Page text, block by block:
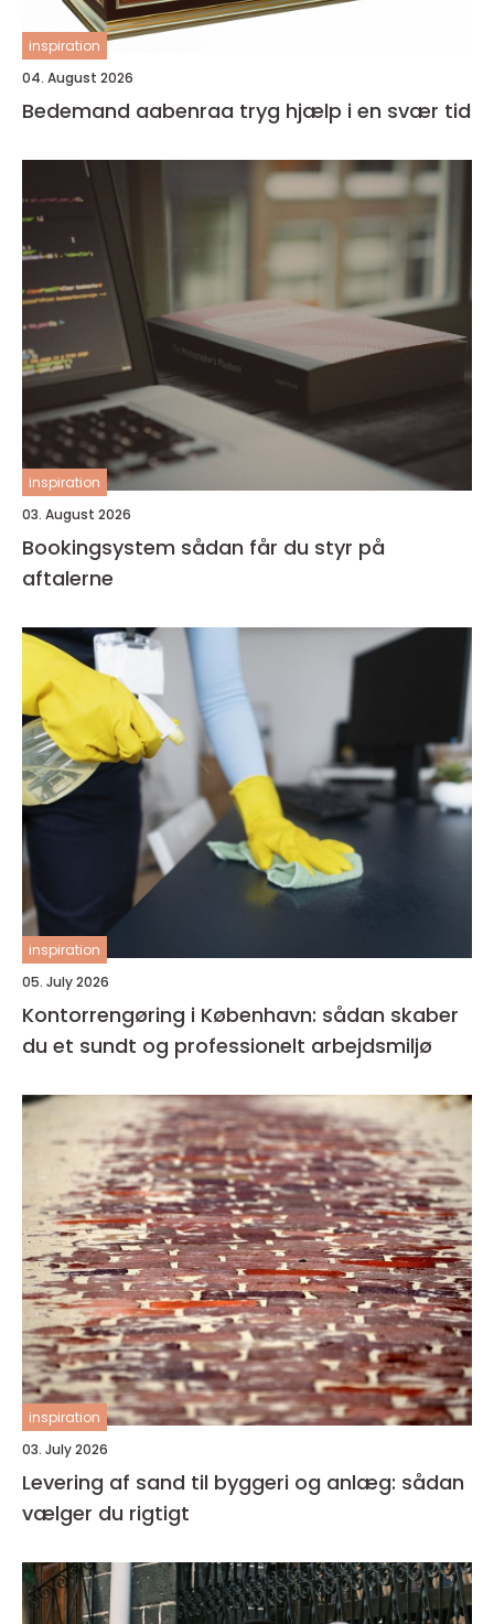
inspiration
04. August 2026
Bedemand aabenraa tryg hjælp i en svær tid
inspiration
03. August 2026
Bookingsystem sådan får du styr på
aftalerne
inspiration
05. July 2026
Kontorrengøring i København: sådan skaber
du et sundt og professionelt arbejdsmiljø
inspiration
03. July 2026
Levering af sand til byggeri og anlæg: sådan
vælger du rigtigt